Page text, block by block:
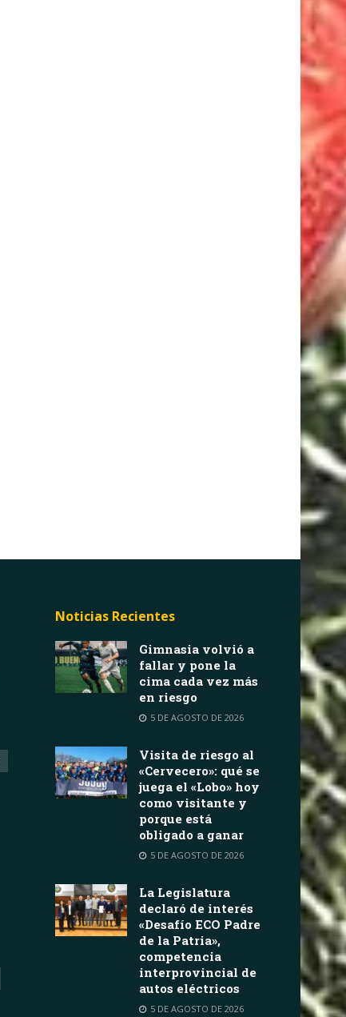
Noticias Recientes
Gimnasia volvió a
fallar y pone la
cima cada vez más
en riesgo
5 DE AGOSTO DE 2026
Visita de riesgo al
«Cervecero»: qué se
juega el «Lobo» hoy
como visitante y
porque está
obligado a ganar
5 DE AGOSTO DE 2026
La Legislatura
declaró de interés
«Desafío ECO Padre
de la Patria»,
competencia
interprovincial de
autos eléctricos
5 DE AGOSTO DE 2026